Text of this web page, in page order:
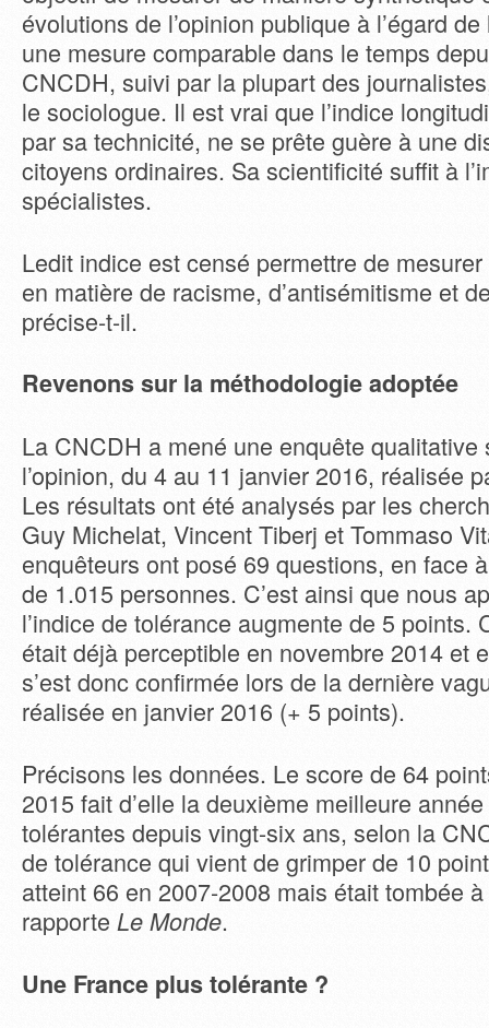
évolutions de l’opinion publique à l’égard
une mesure comparable dans le temps
CNCDH, suivi par la plupart des
le sociologue. Il est vrai que l’indice
par sa technicité, ne se prête guère à une
citoyens ordinaires. Sa scientificité suffit à
spécialistes.
Ledit indice est censé permettre de mesurer
en matière de racisme, d’antisémitisme et
précise-t-il.
Revenons sur la méthodologie adoptée
La CNCDH a mené une enquête qualitative
l’opinion, du 4 au 11 janvier 2016, réalisée
Les résultats ont été analysés par les
Guy Michelat, Vincent Tiberj et Tommaso
enquêteurs ont posé 69 questions, en face
de 1.015 personnes. C’est ainsi que nous
l’indice de tolérance augmente de 5 points.
était déjà perceptible en novembre 2014 et
s’est donc confirmée lors de la dernière
réalisée en janvier 2016 (+ 5 points).
Précisons les données. Le score de 64
2015 fait d’elle la deuxième meilleure
tolérantes depuis vingt-six ans, selon la
de tolérance qui vient de grimper de 10
atteint 66 en 2007-2008 mais était tombée
rapporte Le Monde.
Une France plus tolérante ?